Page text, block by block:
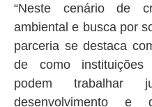
“Neste cenário de
ambiental e busca por
parceria se destaca
de como instituições
podem
desenvolvimento